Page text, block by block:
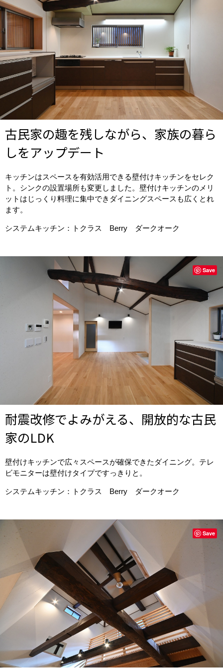
古民家の趣を残しながら、家族の暮ら
しをアップデート
キッチンはスペースを有効活用できる壁付けキッチンをセレク
ト。シンクの設置場所も変更しました。壁付けキッチンのメリ
ットはじっくり料理に集中できダイニングスペースも広くとれ
ます。
システムキッチン：トクラス Berry ダークオーク
耐震改修でよみがえる、開放的な古民
家のLDK
壁付けキッチンで広々スペースが確保できたダイニング。テレ
ビモニターは壁付けタイプですっきりと。
システムキッチン：トクラス Berry ダークオーク
Save
Save